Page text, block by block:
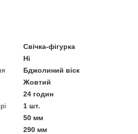
Свічка-фігурка
Ні
Бджолиний віск
Жовтий
24 годин
1 шт.
50 мм
290 мм